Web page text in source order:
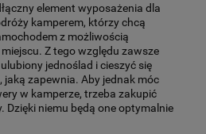
element wyposażenia dla
kamperem, którzy chcą
z możliwością
Z tego względu zawsze
jednoślad i cieszyć się
zapewnia. Aby jednak móc
w kamperze, trzeba zakupić
Dzięki niemu będą one optymalnie